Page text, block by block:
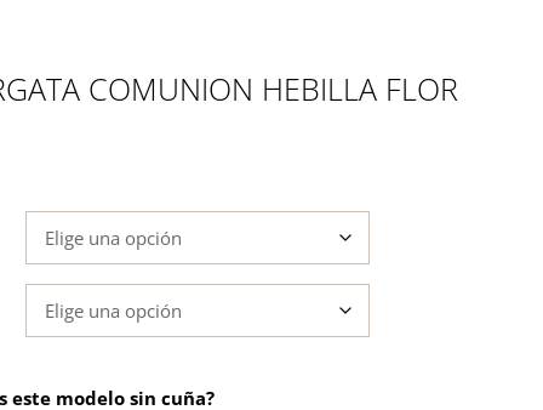
COMUNION HEBILLA FLOR
este modelo sin cuña?